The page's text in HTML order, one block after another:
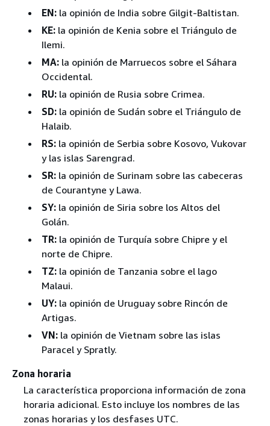
EN:la opinión de India sobre Gilgit-Baltistan.
KE:la opinión de Kenia sobre el Triángulo de
Ilemi.
MA:la opinión de Marruecos sobre el Sáhara
Occidental.
RU:la opinión de Rusia sobre Crimea.
SD:la opinión de Sudán sobre el Triángulo de
Halaib.
RS:la opinión de Serbia sobre Kosovo, Vukovar
y las islas Sarengrad.
SR:la opinión de Surinam sobre las cabeceras
de Courantyne y Lawa.
SY:la opinión de Siria sobre los Altos del
Golán.
TR:la opinión de Turquía sobre Chipre y el
norte de Chipre.
TZ:la opinión de Tanzania sobre el lago
Malaui.
UY:la opinión de Uruguay sobre Rincón de
Artigas.
VN:la opinión de Vietnam sobre las islas
Paracel y Spratly.
Zona horaria
La característica proporciona información de zona
horaria adicional. Esto incluye los nombres de las
zonas horarias y los desfases UTC.